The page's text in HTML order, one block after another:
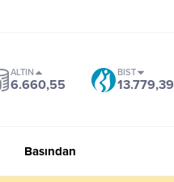
ALTIN
6.660,55
BIST
13.779,39
Basından